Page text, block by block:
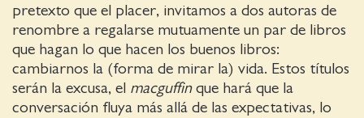
pretexto que el placer, invitamos a dos autoras de
renombre a regalarse mutuamente un par de libros
que hagan lo que hacen los buenos libros:
cambiarnos la (forma de mirar la) vida. Estos títulos
serán la excusa, el macguffinque hará que la
conversación fluya más allá de las expectativas, lo